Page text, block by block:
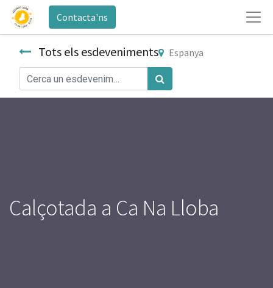
Contacta'ns
Tots els esdeveniments Espanya
Calçotada a Ca Na Lloba